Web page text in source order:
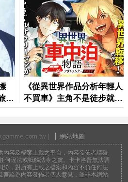
| 網站地圖
內容及檔案上載之平台，內容發佈者請確
何違法或牴觸法令之虞。卡卡洛普無法調
紛，對所有上載之檔案和內容不負任何法
言論為內容發佈者個人意見，並非本網站